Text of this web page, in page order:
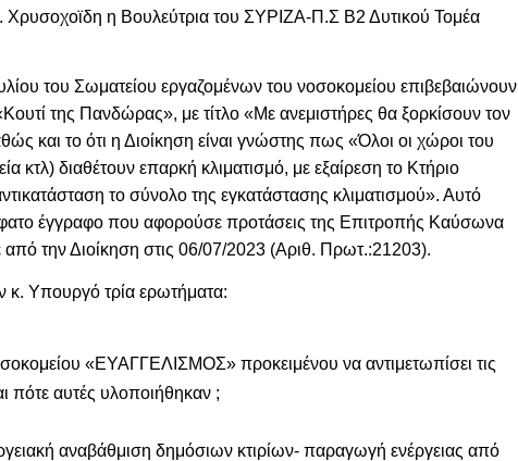
η Βουλεύτρια του ΣΥΡΙΖΑ-Π.Σ Β2 Δυτικού Τομέα
του Σωματείου εργαζομένων του νοσοκομείου επιβεβαιώνουν
της Πανδώρας», με τίτλο «Με ανεμιστήρες θα ξορκίσουν τον
και το ότι η Διοίκηση είναι γνώστης πως «Όλοι οι χώροι του
κτλ) διαθέτουν επαρκή κλιματισμό, με εξαίρεση το Κτήριο
το σύνολο της εγκατάστασης κλιματισμού». Αυτό
έγγραφο που αφορούσε προτάσεις της Επιτροπής Καύσωνα
από την Διοίκηση στις 06/07/2023 (Αριθ. Πρωτ.:21203).
κ. Υπουργό τρία ερωτήματα:
«ΕΥΑΓΓΕΛΙΣΜΟΣ» προκειμένου να αντιμετωπίσει τις
πότε αυτές υλοποιήθηκαν ;
αναβάθμιση δημόσιων κτιρίων- παραγωγή ενέργειας από